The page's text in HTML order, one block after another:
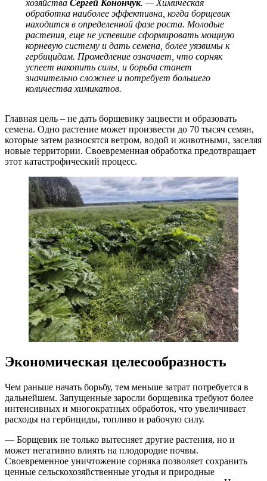
хозяйства Сергей Конончук. — Химическая
обработка наиболее эффективна, когда борщевик
находится в определенной фазе роста. Молодые
растения, еще не успевшие сформировать мощную
корневую систему и дать семена, более уязвимы к
гербицидам. Промедление означает, что сорняк
успеет накопить силы, и борьба станет
значительно сложнее и потребует большего
количества химикатов.
Главная цель – не дать борщевику зацвести и образовать
семена. Одно растение может произвести до 70 тысяч семян,
которые затем разносятся ветром, водой и животными, заселяя
новые территории. Своевременная обработка предотвращает
этот катастрофический процесс.
Экономическая целесообразность
Чем раньше начать борьбу, тем меньше затрат потребуется в
дальнейшем. Запущенные заросли борщевика требуют более
интенсивных и многократных обработок, что увеличивает
расходы на гербициды, топливо и рабочую силу.
— Борщевик не только вытесняет другие растения, но и
может негативно влиять на плодородие почвы.
Своевременное уничтожение сорняка позволяет сохранить
ценные сельскохозяйственные угодья и природные